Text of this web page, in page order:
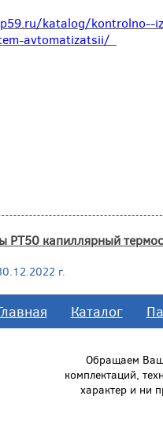
katalog/kontrolno--
avtomatizatsii/
РТ50 капиллярный
г.
Каталог
Обращаем
комплектаций,
характер и ни